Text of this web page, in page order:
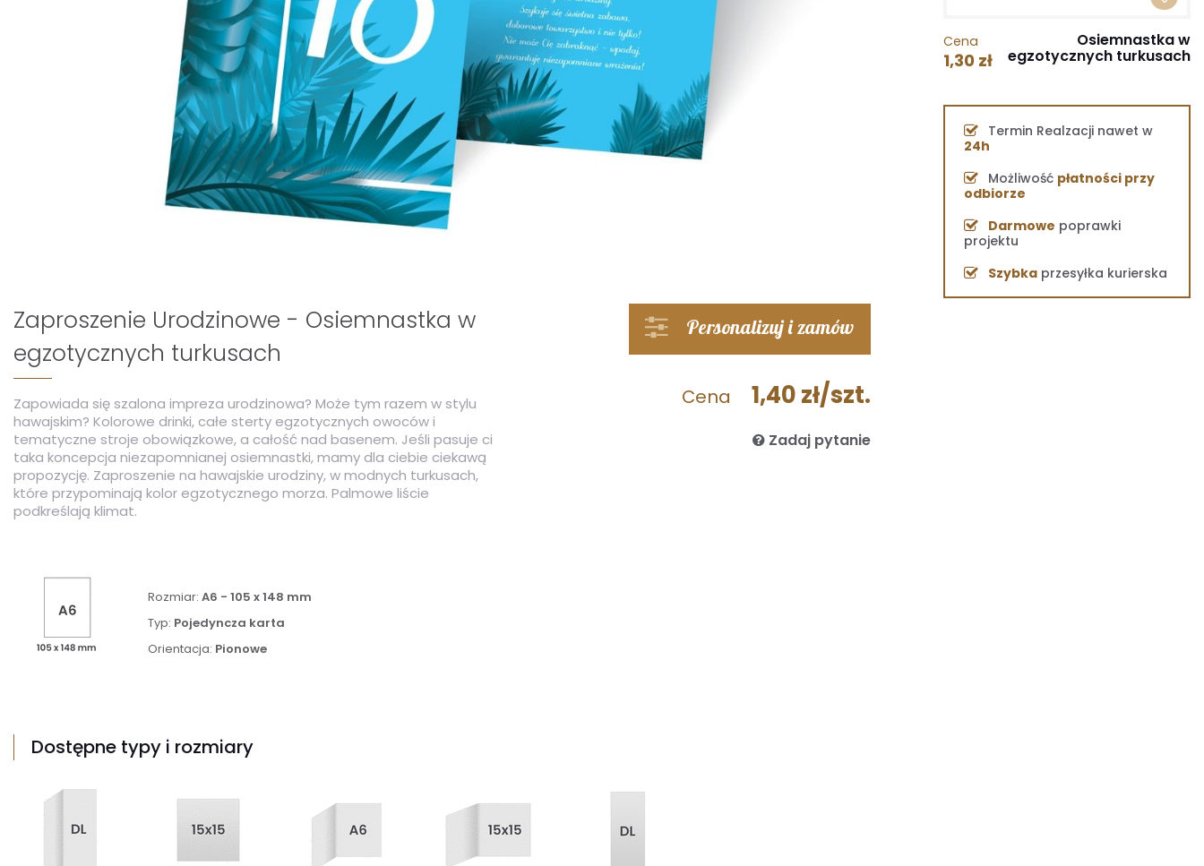
Cena 1,40 zł/szt.
Personalizuj i zamów
Zadaj pytanie
Rozmiar: A6 - 105 x 148 mm
Typ: Pojedyncza karta
Orientacja: Pionowe
Zaproszenie Urodzinowe - Osiemnastka w
egzotycznych turkusach
Zapowiada się szalona impreza urodzinowa? Może tym razem w stylu
hawajskim? Kolorowe drinki, całe sterty egzotycznych owoców i
tematyczne stroje obowiązkowe, a całość nad basenem. Jeśli pasuje ci
taka koncepcja niezapomnianej osiemnastki, mamy dla ciebie ciekawą
propozycję. Zaproszenie na hawajskie urodziny, w modnych turkusach,
które przypominają kolor egzotycznego morza. Palmowe liście
podkreślają klimat.
Dostępne typy i rozmiary
Cena
1,30 zł
Osiemnastka w
egzotycznych turkusach
Termin Realzacji nawet w
24h
Możliwość płatności przy
odbiorze
Darmowe poprawki
projektu
Szybka przesyłka kurierska